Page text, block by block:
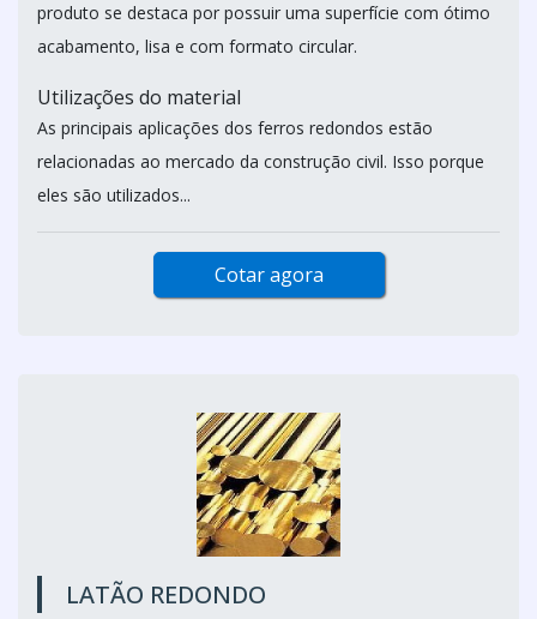
produto se destaca por possuir uma superfície com ótimo
acabamento, lisa e com formato circular.
Utilizações do material
As principais aplicações dos ferros redondos estão
relacionadas ao mercado da construção civil. Isso porque
eles são utilizados...
Cotar agora
LATÃO REDONDO